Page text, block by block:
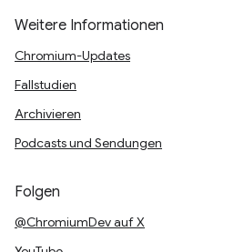
Weitere Informationen
Chromium-Updates
Fallstudien
Archivieren
Podcasts und Sendungen
Folgen
@ChromiumDev auf X